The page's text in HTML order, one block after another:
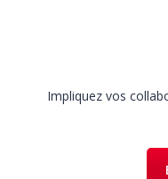
Impliquez vos